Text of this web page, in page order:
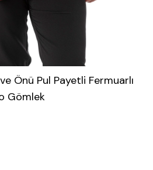
Önü Pul Payetli Fermuarlı
Gömlek